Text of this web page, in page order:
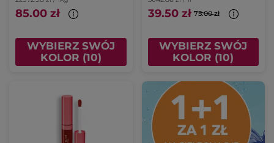
85.00 zł
WYBIERZ SWÓJ
KOLOR (10)
39.50 zł 75.00 zł
WYBIERZ SWÓJ
KOLOR (10)